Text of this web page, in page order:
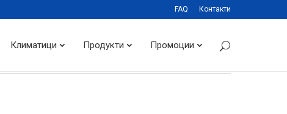
FAQ Контакти
Климатици Продукти Промоции